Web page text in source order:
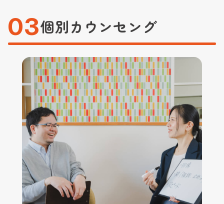
03個別カウンセング